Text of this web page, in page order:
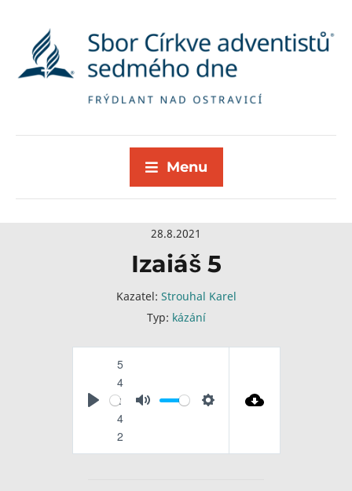
Menu
28.8.2021
Izaiáš 5
Kazatel: Strouhal Karel
Typ: kázání
P
5
4
:
4
2
M
S